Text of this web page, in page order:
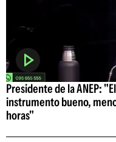
Presidente de la ANEP:
instrumento bueno,
horas"